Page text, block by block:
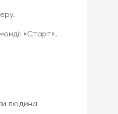
«Старт»,
людина